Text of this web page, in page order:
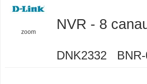
zoom NVR - 8
DNK2332 BNR-